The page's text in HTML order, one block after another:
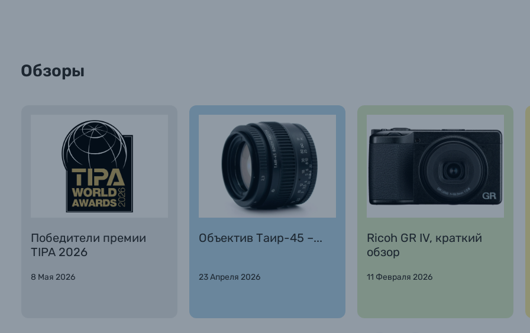
Обзоры
Победители премии
TIPA 2026
8 Мая 2026
Объектив Таир-45 –...
23 Апреля 2026
Ricoh GR IV, краткий
обзор
11 Февраля 2026